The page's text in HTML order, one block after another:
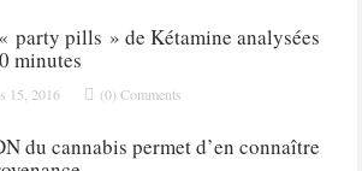
party pills » de Kétamine analysées
minutes
15, 2016 (0) Comments
du cannabis permet d’en connaître